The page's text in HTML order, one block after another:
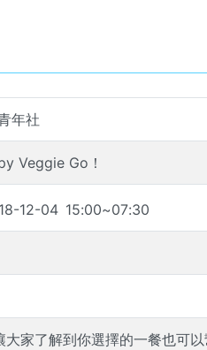
年社
Veggie Go！
12-04 15:00~07:30
大家了解到你選擇的一餐也可